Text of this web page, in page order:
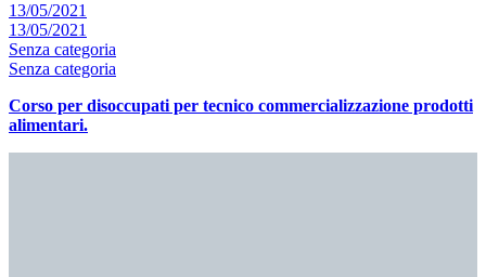
13/05/2021
13/05/2021
Senza categoria
Senza categoria
Corso per disoccupati per tecnico commercializzazione prodotti
alimentari.